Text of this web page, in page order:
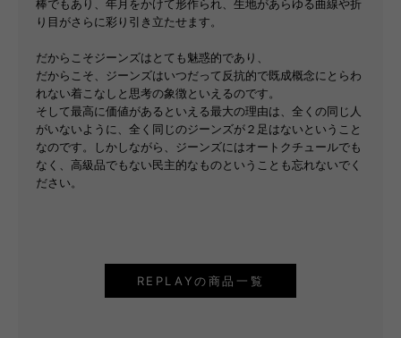
棒でもあり、年月をかけて形作られ、生地があらゆる曲線や折
り目がさらに彩り引き立たせます。
だからこそジーンズはとても魅惑的であり、
だからこそ、ジーンズはいつだって反抗的で既成概念にとらわ
れない着こなしと思考の象徴といえるのです。
そして最高に価値があるといえる最大の理由は、全くの同じ人
がいないように、全く同じのジーンズが２足はないということ
なのです。しかしながら、ジーンズにはオートクチュールでも
なく、高級品でもない民主的なものということも忘れないでく
ださい。
REPLAYの商品一覧